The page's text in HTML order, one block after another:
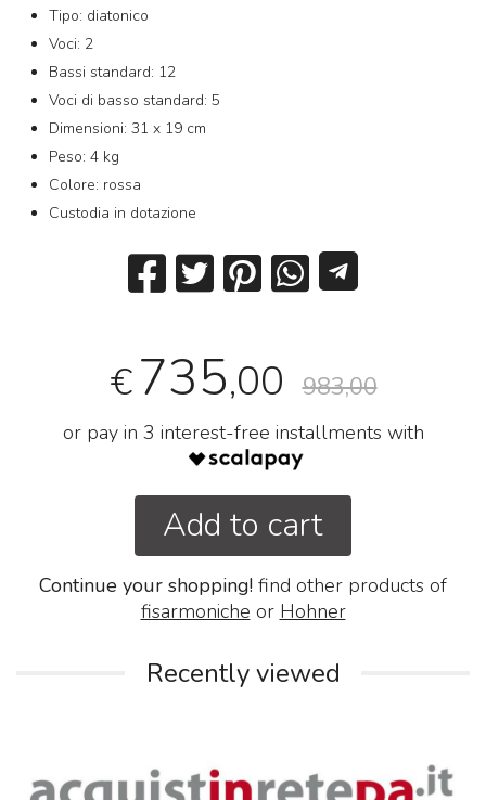
Tipo: diatonico
Voci: 2
Bassi standard: 12
Voci di basso standard: 5
Dimensioni: 31 x 19 cm
Peso: 4 kg
Colore: rossa
Custodia in dotazione
€735,00 983,00
or pay in 3 interest-free installments with
Add to cart
Continue your shopping! find other products of
fisarmoniche or Hohner
Recently viewed